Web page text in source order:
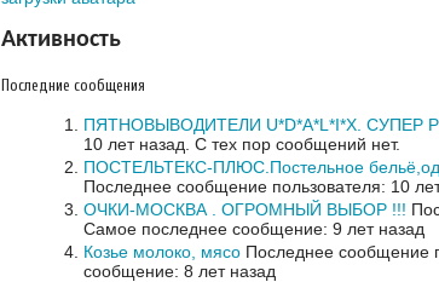
Активность
Последние сообщения
ПЯТНОВЫВОДИТЕЛИ U*D*A*L*I*X. СУПЕР
10 лет назад. С тех пор сообщений нет.
ПОСТЕЛЬТЕКС-ПЛЮС.Постельное
Последнее сообщение пользователя: 10
ОЧКИ-МОСКВА . ОГРОМНЫЙ ВЫБОР !!!
Самое последнее сообщение: 9 лет назад
Козье молоко, мясо Последнее сообщение
сообщение: 8 лет назад